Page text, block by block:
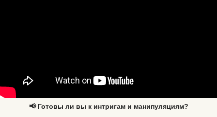
📢 Готовы ли вы к интригам и манипуляциям?